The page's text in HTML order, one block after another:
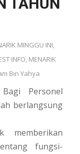
MINGGU INI,
INFO, MENARIK
Bin Yahya
Personel
berlangsung
memberikan
fungsi-